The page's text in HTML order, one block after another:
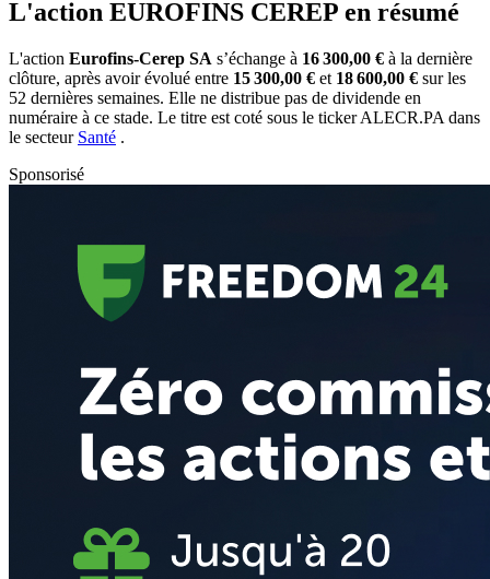
L'action EUROFINS CEREP en résumé
L'action Eurofins-Cerep SA s’échange à 16 300,00 € à la dernière
clôture, après avoir évolué entre 15 300,00 € et 18 600,00 € sur les
52 dernières semaines. Elle ne distribue pas de dividende en
numéraire à ce stade. Le titre est coté sous le tickerALECR.PA dans
le secteur Santé .
Sponsorisé